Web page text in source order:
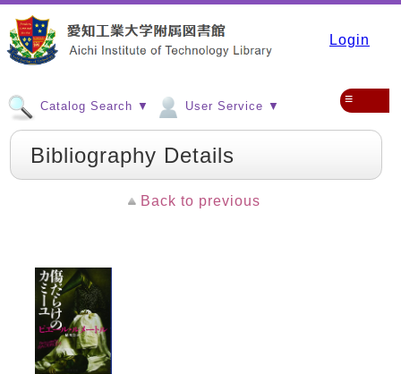
Login
Catalog Search ▼ User Service ▼ ≡
Bibliography Details
Back to previous